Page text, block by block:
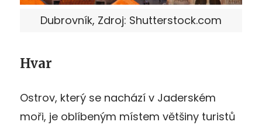
Dubrovník, Zdroj: Shutterstock.com
Hvar
Ostrov, který se nachází v Jaderském
moři, je oblíbeným místem většiny turistů